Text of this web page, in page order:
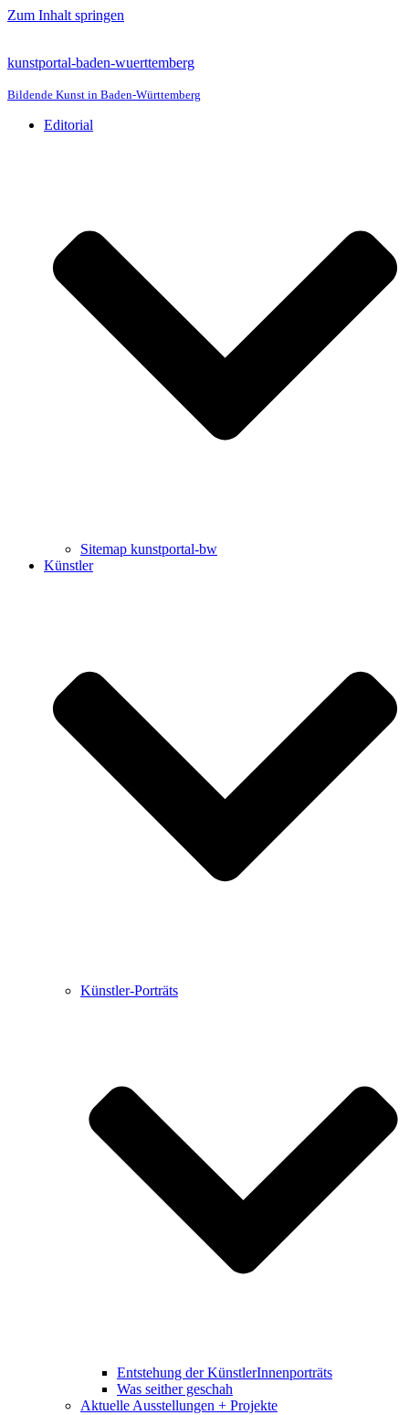
Zum Inhalt springen
kunstportal-baden-wuerttemberg
Bildende Kunst in Baden-Württemberg
Editorial
Sitemap kunstportal-bw
Künstler
Künstler-Porträts
Entstehung der KünstlerInnenporträts
Was seither geschah
Aktuelle Ausstellungen + Projekte